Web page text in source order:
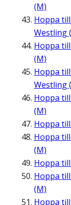
(M)
Hoppa till
Westling
Hoppa till
(M)
Hoppa till
Westling
Hoppa till
(M)
Hoppa till
Hoppa till
(M)
Hoppa till
Hoppa till
(M)
Hoppa till